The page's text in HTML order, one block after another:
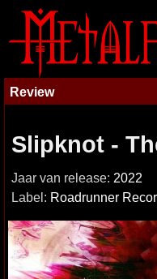
Review
Slipknot -
Jaar van release: 2022
Label: Roadrunner